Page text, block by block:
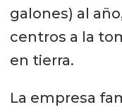
galones) al
centros a la
en tierra.
La empresa